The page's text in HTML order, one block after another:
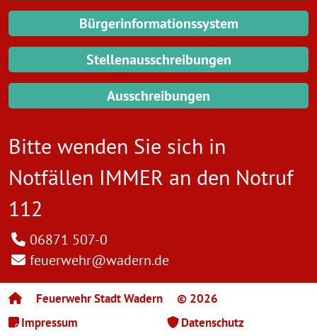
Bürgerinformationssystem
Stellenausschreibungen
Ausschreibungen
Bitte wenden Sie sich in
Notfällen IMMER an den Notruf
112
06871 507-0
feuerwehr@wadern.de
Feuerwehr Stadt Wadern
© 2026
Impressum
Datenschutz